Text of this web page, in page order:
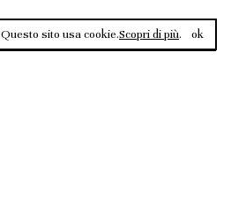
Questo sito usa cookie.Scopri di più. ok